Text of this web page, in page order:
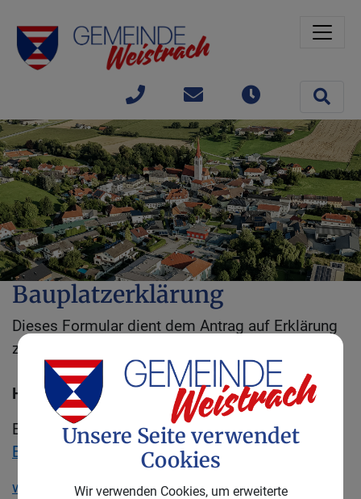
+43(0)
7477 /
42363
Bauplatzerklärung
Dieses Formular dient dem Antrag auf Erklärung
zum Bauplatz.
Hinweis
Es gelten die Bestimmungen der NÖ
BAUORDNUNG 2014
www.noel.gv.at
Unsere Seite verwendet
Cookies
Wir verwenden Cookies, um erweiterte